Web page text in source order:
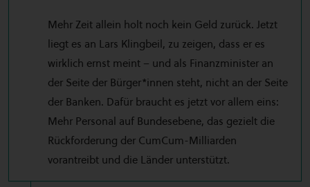
Mehr Zeit allein holt noch kein Geld zurück. Jetzt
liegt es an Lars Klingbeil, zu zeigen, dass er es
wirklich ernst meint – und als Finanzminister an
der Seite der Bürger*innen steht, nicht an der Seite
der Banken. Dafür braucht es jetzt vor allem eins:
Mehr Personal auf Bundesebene, das gezielt die
Rückforderung der CumCum-Milliarden
vorantreibt und die Länder unterstützt.